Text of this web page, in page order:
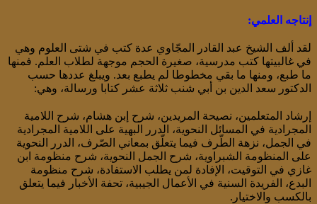
إنتاجه العلمي:
لقد ألف الشيخ عبد القادر المجّاوي عدة كتب في شتى العلوم وهي
في غالبيتها كتب مدرسية، صغيرة الحجم موجهة لطلاب العلم. فمنها
ما طبع، ومنها ما بقي مخطوطا لم يطبع بعد. ويبلغ عددها حسب
الدكتور سعد الدين بن أبي شنب ثلاثة عشر كتابا ورسالة، وهي:
إرشاد المتعلمين، نصيحة المريدين، شرح إبن هشام، شرح اللامية
المجرادية في المسائل النحوية، الدرر البهية على اللامية المجرادية
في الجمل، نزهة الطّرف فيما يتعلّق بمعاني الصّرف، الدرر النحوية
على المنظومة الشبراوية، شرح الجمل النحوية، شرح منظومة ابن
غازي في التوقيت، الإفادة لمن يطلب الاستفادة، شرح منظومة
البدع، الفريدة السنية في الأعمال الجيبية، تحفة الأخبار فيما يتعلق
بالكسب والاختيار.